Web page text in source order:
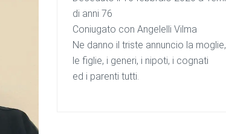
di anni 76
Coniugato con Angelelli Vilma
Ne danno il triste annuncio la moglie,
le figlie, i generi, i nipoti, i cognati
ed i parenti tutti.